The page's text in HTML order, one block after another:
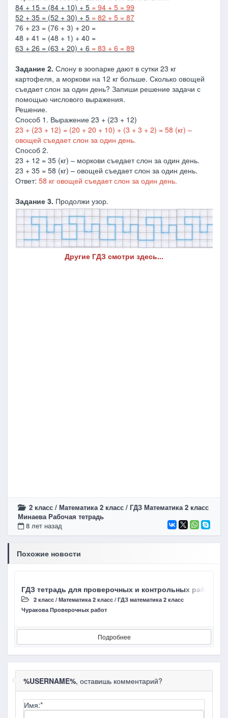
84 + 15 = (84 + 10) + 5 = 94 + 5 = 99
52 + 35 = (52 + 30) + 5 = 82 + 5 = 87
76 + 23 = (76 + 3) + 20 =
48 + 41 = (48 + 1) + 40 =
63 + 26 = (63 + 20) + 6 = 83 + 6 = 89
Задание 2. Слону в зоопарке дают в сутки 23 кг
картофеля, а моркови на 12 кг больше. Сколько овощей
съедает слон за один день? Запиши решение задачи с
помощью числового выражения.
Решение.
Способ 1. Выражение 23 + (23 + 12)
23 + (23 + 12) = (20 + 20 + 10) + (3 + 3 + 2) = 58 (кг) –
овощей съедает слон за один день.
Способ 2.
23 + 12 = 35 (кг) – моркови съедает слон за один день.
23 + 35 = 58 (кг) – овощей съедает слон за один день.
Ответ: 58 кг овощей съедает слон за один день.
Задание 3. Продолжи узор.
Другие ГДЗ смотри здесь...
2 класс / Математика 2 класс / ГДЗ Математика 2 класс
Минаева Рабочая тетрадь
8 лет назад
Похожие новости
ГДЗ тетрадь для проверочных и контрольных работ
2 класс / Математика 2 класс / ГДЗ математика 2 класс
Чуракова Проверочных работ
Подробнее
%USERNAME%, оставишь комментарий?
Имя:*